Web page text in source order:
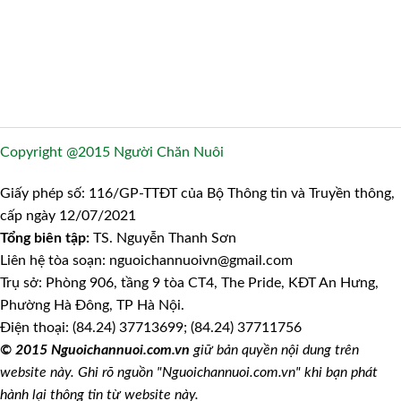
Copyright @2015 Người Chăn Nuôi
Giấy phép số: 116/GP-TTĐT của Bộ Thông tin và Truyền thông,
cấp ngày 12/07/2021
Tổng biên tập: TS. Nguyễn Thanh Sơn
Liên hệ tòa soạn: nguoichannuoivn@gmail.com
Trụ sở: Phòng 906, tầng 9 tòa CT4, The Pride, KĐT An Hưng,
Phường Hà Đông, TP Hà Nội.
Điện thoại: (84.24) 37713699; (84.24) 37711756
© 2015 Nguoichannuoi.com.vn giữ bản quyền nội dung trên
website này. Ghi rõ nguồn "Nguoichannuoi.com.vn" khi bạn phát
hành lại thông tin từ website này.